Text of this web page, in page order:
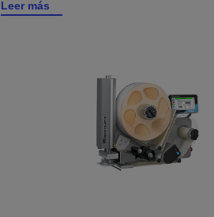
Leer más